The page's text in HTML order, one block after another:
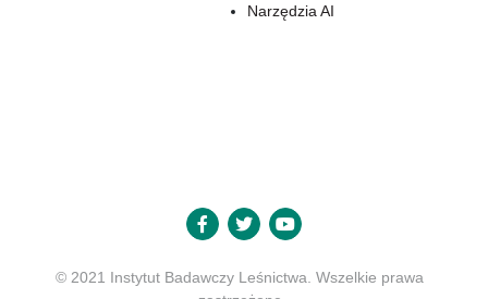
Narzędzia AI
© 2021 Instytut Badawczy Leśnictwa. Wszelkie prawa